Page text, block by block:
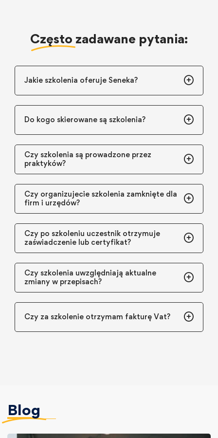
Często zadawane pytania:
Jakie szkolenia oferuje Seneka?
Do kogo skierowane są szkolenia?
Czy szkolenia są prowadzone przez
praktyków?
Czy organizujecie szkolenia zamknięte dla
firm i urzędów?
Czy po szkoleniu uczestnik otrzymuje
zaświadczenie lub certyfikat?
Czy szkolenia uwzględniają aktualne
zmiany w przepisach?
Czy za szkolenie otrzymam fakturę Vat?
Blog